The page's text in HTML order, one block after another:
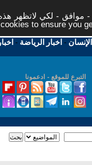
موافق - لكي لاتظهر
to ensure you
- اخبار الرياضة - اخبار
التبرع للموقع - ادعمونا